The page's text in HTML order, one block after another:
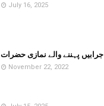
July 16, 2025
جرابیں پہننے والے نمازی حضرات
November 22, 2022